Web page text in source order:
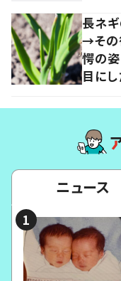
長ネ
→その
愕の姿
目にし
ニュース